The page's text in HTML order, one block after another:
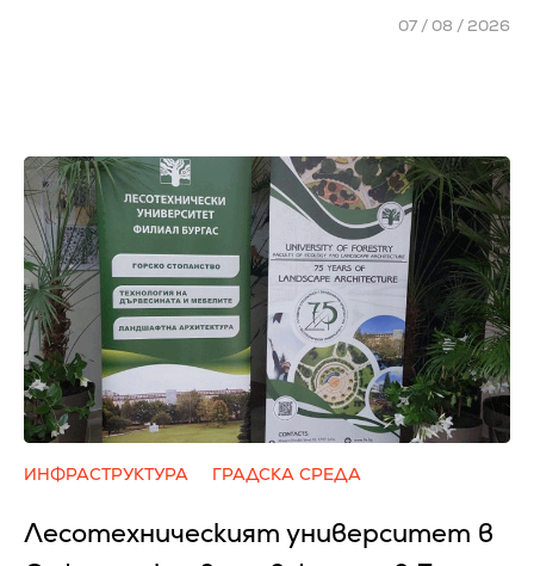
07 / 08 / 2026
ИНФРАСТРУКТУРА ГРАДСКА СРЕДА
Лесотехническият университет в